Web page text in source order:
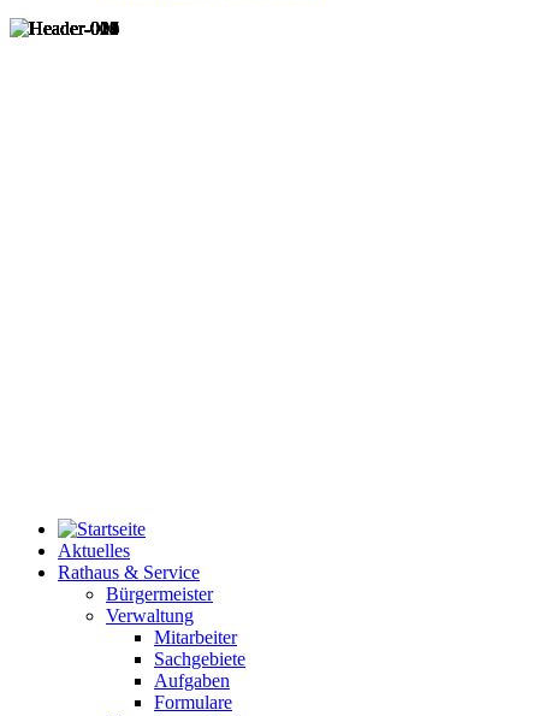
Aktuelles
Rathaus & Service
Bürgermeister
Verwaltung
Mitarbeiter
Sachgebiete
Aufgaben
Formulare